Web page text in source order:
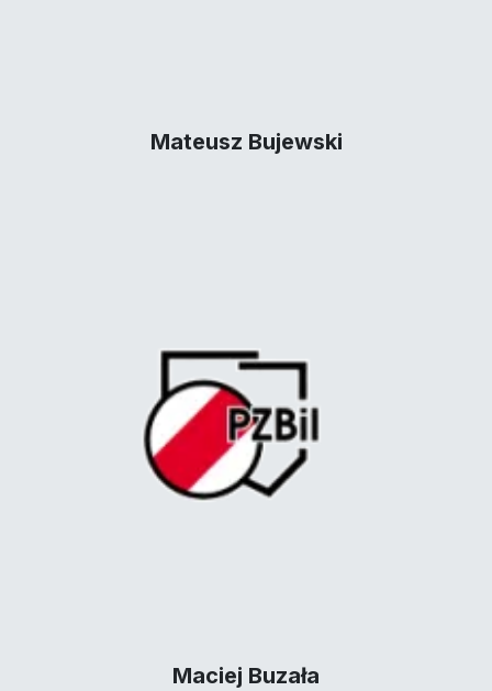
Mateusz Bujewski
Maciej Buzała